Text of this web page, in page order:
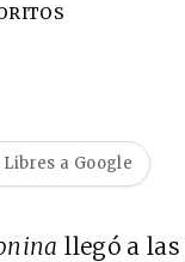
a Google
llegó a